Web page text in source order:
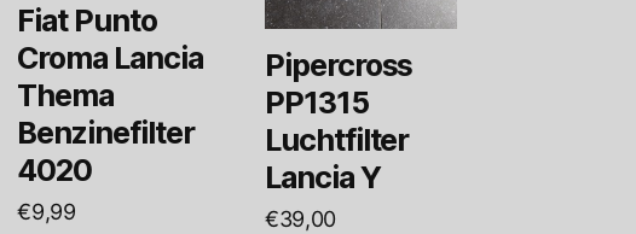
Fiat Punto
Croma Lancia
Thema
Benzinefilter
4020
€9,99
Pipercross
PP1315
Luchtfilter
Lancia Y
€39,00